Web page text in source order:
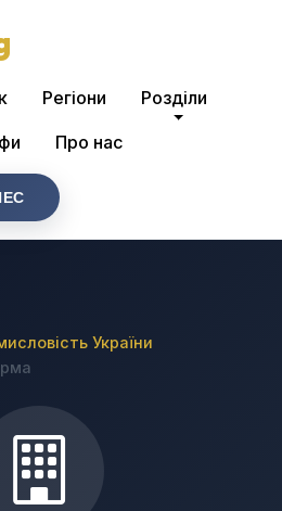
Регіони Розділи
Про нас
України